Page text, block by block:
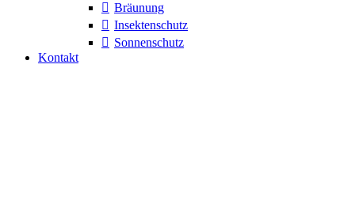
Bräunung
Insektenschutz
Sonnenschutz
Kontakt